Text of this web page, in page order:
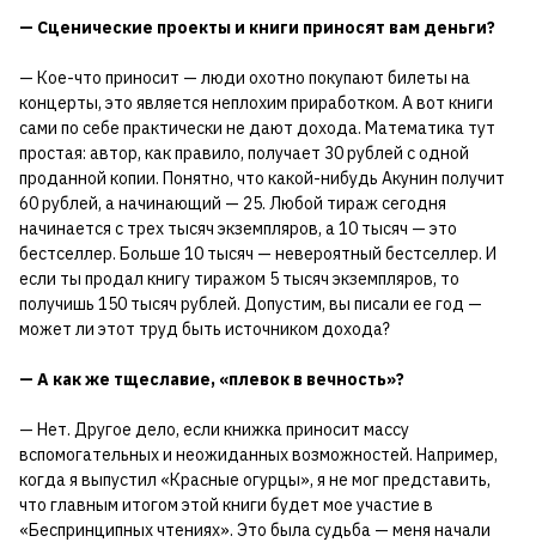
— Сценические проекты и книги приносят вам деньги?
— Кое-что приносит — люди охотно покупают билеты на
концерты, это является неплохим приработком. А вот книги
сами по себе практически не дают дохода. Математика тут
простая: автор, как правило, получает 30 рублей с одной
проданной копии. Понятно, что какой-нибудь Акунин получит
60 рублей, а начинающий — 25. Любой тираж сегодня
начинается с трех тысяч экземпляров, а 10 тысяч — это
бестселлер. Больше 10 тысяч — невероятный бестселлер. И
если ты продал книгу тиражом 5 тысяч экземпляров, то
получишь 150 тысяч рублей. Допустим, вы писали ее год —
может ли этот труд быть источником дохода?
— А как же тщеславие, «плевок в вечность»?
— Нет. Другое дело, если книжка приносит массу
вспомогательных и неожиданных возможностей. Например,
когда я выпустил «Красные огурцы», я не мог представить,
что главным итогом этой книги будет мое участие в
«Беспринципных чтениях». Это была судьба — меня начали